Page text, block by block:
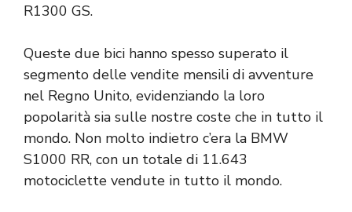
R1300 GS.
Queste due bici hanno spesso superato il
segmento delle vendite mensili di avventure
nel Regno Unito, evidenziando la loro
popolarità sia sulle nostre coste che in tutto il
mondo. Non molto indietro c’era la BMW
S1000 RR, con un totale di 11.643
motociclette vendute in tutto il mondo.